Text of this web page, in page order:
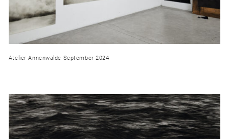
Atelier Annenwalde September 2024